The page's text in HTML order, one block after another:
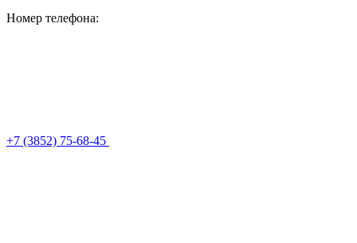
Номер телефона:
+7 (3852) 75-68-45